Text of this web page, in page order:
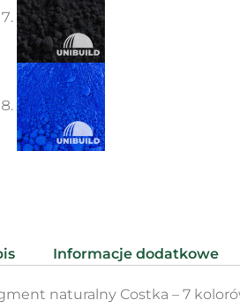
Informacje dodatkowe
naturalny Costka – 7